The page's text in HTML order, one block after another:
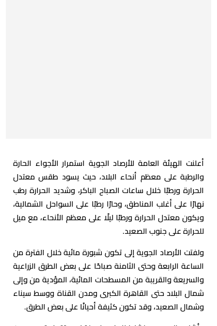
أعلنت الهيئة العامة للأرصاد الجوية استمرار الأجواء الحارة
والرطبة على معظم أنحاء البلاد، حيث يسود طقس معتدل
الحرارة ورطبًا خلال ساعات الصباح الباكر، وشديد الحرارة رطب
نهارًا على أغلب المناطق، وحارًا رطبًا على السواحل الشمالية،
ويكون معتدل الحرارة ورطبًا ليلًا على معظم الأنحاء، مع ميل
للحرارة على جنوب الصعيد.
ولفتت الأرصاد الجوية إلى تكون شبورة مائية خلال الفترة من
الساعة الرابعة وحتى الثامنة صباحًا على بعض الطرق الزراعية
والسريعة والقريبة من المسطحات المائية، المؤدية من وإلى
شمال البلاد حتى القاهرة الكبرى ومدن القناة ووسط سيناء
وشمال الصعيد، وقد تكون كثيفة أحيانًا على بعض الطرق.